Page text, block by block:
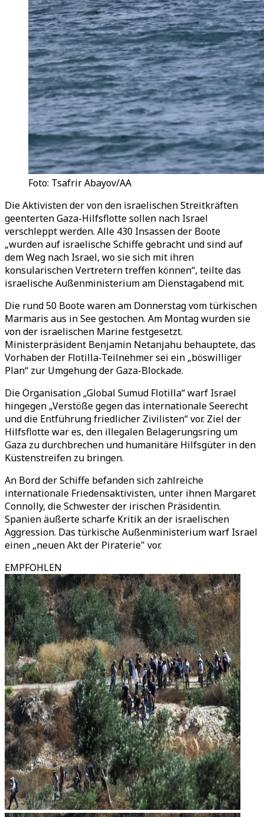
Foto: Tsafrir Abayov/AA
Die Aktivisten der von den israelischen Streitkräften
geenterten Gaza-Hilfsflotte sollen nach Israel
verschleppt werden. Alle 430 Insassen der Boote
„wurden auf israelische Schiffe gebracht und sind auf
dem Weg nach Israel, wo sie sich mit ihren
konsularischen Vertretern treffen können“, teilte das
israelische Außenministerium am Dienstagabend mit.
Die rund 50 Boote waren am Donnerstag vom türkischen
Marmaris aus in See gestochen. Am Montag wurden sie
von der israelischen Marine festgesetzt.
Ministerpräsident Benjamin Netanjahu behauptete, das
Vorhaben der Flotilla-Teilnehmer sei ein „böswilliger
Plan“ zur Umgehung der Gaza-Blockade.
Die Organisation „Global Sumud Flotilla“ warf Israel
hingegen „Verstöße gegen das internationale Seerecht
und die Entführung friedlicher Zivilisten“ vor. Ziel der
Hilfsflotte war es, den illegalen Belagerungsring um
Gaza zu durchbrechen und humanitäre Hilfsgüter in den
Küstenstreifen zu bringen.
An Bord der Schiffe befanden sich zahlreiche
internationale Friedensaktivisten, unter ihnen Margaret
Connolly, die Schwester der irischen Präsidentin.
Spanien äußerte scharfe Kritik an der israelischen
Aggression. Das türkische Außenministerium warf Israel
einen „neuen Akt der Piraterie" vor.
EMPFOHLEN